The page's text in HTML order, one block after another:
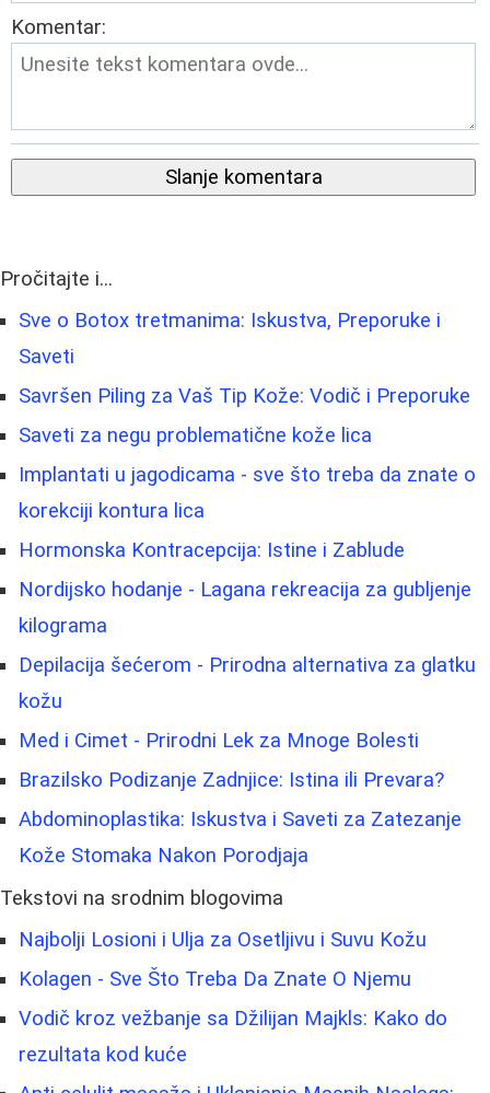
Komentar:
Slanje komentara
Pročitajte i...
Sve o Botox tretmanima: Iskustva, Preporuke i
Saveti
Savršen Piling za Vaš Tip Kože: Vodič i Preporuke
Saveti za negu problematične kože lica
Implantati u jagodicama - sve što treba da znate o
korekciji kontura lica
Hormonska Kontracepcija: Istine i Zablude
Nordijsko hodanje - Lagana rekreacija za gubljenje
kilograma
Depilacija šećerom - Prirodna alternativa za glatku
kožu
Med i Cimet - Prirodni Lek za Mnoge Bolesti
Brazilsko Podizanje Zadnjice: Istina ili Prevara?
Abdominoplastika: Iskustva i Saveti za Zatezanje
Kože Stomaka Nakon Porodjaja
Tekstovi na srodnim blogovima
Najbolji Losioni i Ulja za Osetljivu i Suvu Kožu
Kolagen - Sve Što Treba Da Znate O Njemu
Vodič kroz vežbanje sa Džilijan Majkls: Kako do
rezultata kod kuće